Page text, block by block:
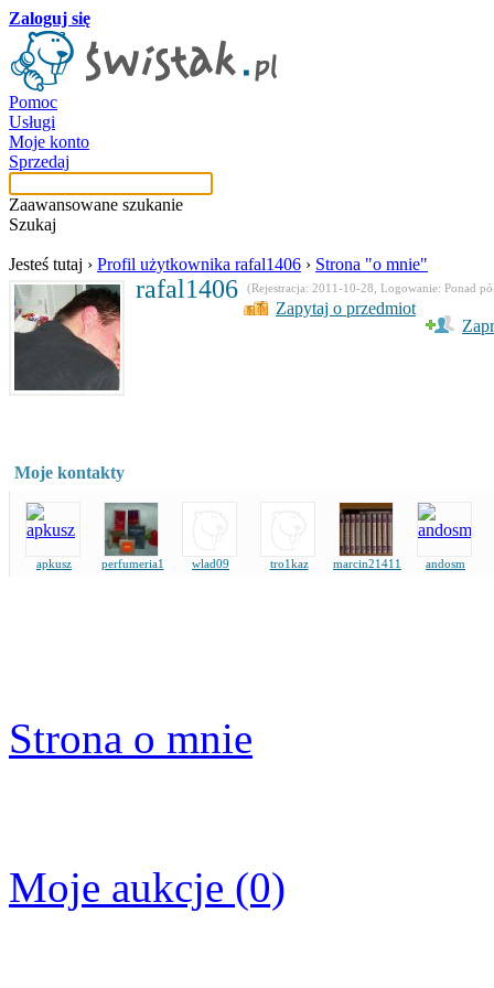
Zaloguj się
Pomoc
Usługi
Moje konto
Sprzedaj
Zaawansowane szukanie
Szukaj
Jesteś tutaj › Profil użytkownika rafal1406 › Strona "o mnie"
rafal1406 (Rejestracja: 2011-10-28, Logowanie: Ponad
Zapytaj o przedmiot
Moje kontakty
apkusz perfumeria1 wlad09 tro1kaz marcin21411 andosm
Strona o mnie
Moje aukcje (0)